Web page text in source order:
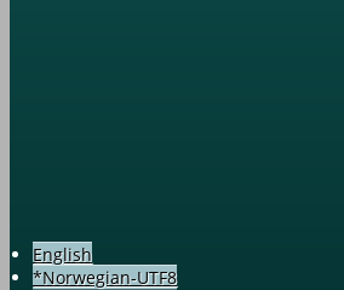
English
*Norwegian-UTF8